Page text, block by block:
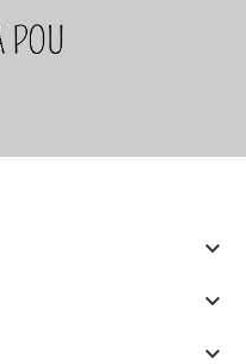
keyboard_arrow_down
keyboard_arrow_down
keyboard_arrow_down